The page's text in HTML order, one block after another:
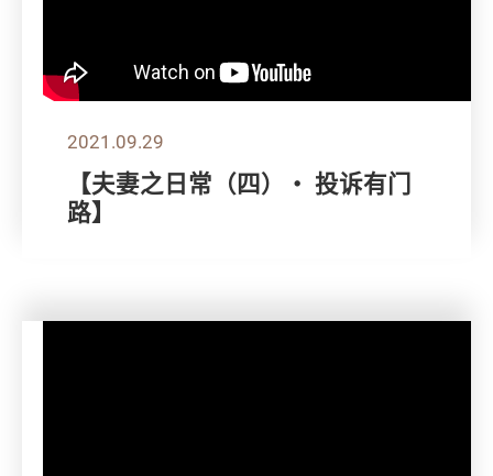
2021.09.29
【夫妻之日常（四）・ 投诉有门
路】